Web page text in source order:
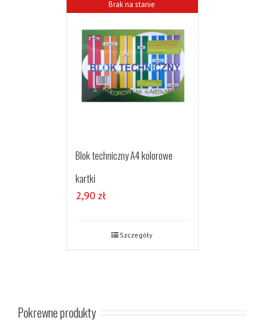
Brak na stanie
Blok techniczny A4 kolorowe
kartki
2,90 zł
Szczegóły
Pokrewne produkty